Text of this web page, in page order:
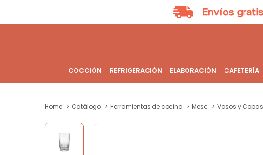
COCCIÓN REFRIGERACIÓN ELABORACIÓN CAFETERÍA
Home Catálogo Herramientas de cocina Mesa Vasos y Copas